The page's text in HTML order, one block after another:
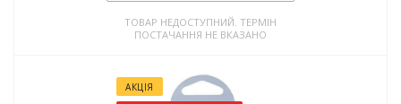
ТОВАР НЕДОСТУПНИЙ. ТЕРМІН
ПОСТАЧАННЯ НЕ ВКАЗАНО
АКЦІЯ